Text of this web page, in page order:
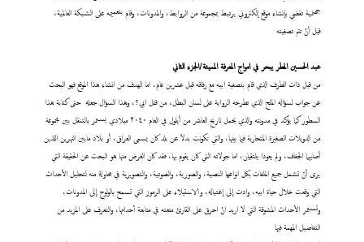
جهنمية تقضي بإنشاء موقع إلكتروني يرتبط بمجموعة من الروابط، والمدونات، وقام بتعميمه على الشبكة العالمية،
قبل أنْ تتم تصفيته
عبدالحسين المطر يبحر في امواج المعرفة المميتة/الجزء الثاني
من قبل ذات الطرف الذي قام بتصفية ابيه مع رفاقه قبل عشرين عام، اما الهدف من انشاء هذا الموقع فهو البحث
عن جواب لسؤاله الملح الذي تطرحه الرواية على لسان البطل، من قتل ابي؟، وهذا السؤال جعله حتى كتابة هذا
السطور كما يؤكد في مدونته والذي يحمل تاريخ العاشر من أيلول في العام ٢٠٤٠ ميلادي يستمر بالتنقل بين مجموعة
من الدويلات الصغيرة المتحاربة فيما بينها، والتي تكونت بدلاَ عن بلد كان يسمى العراق، أو بلاد مابين النهرين اللذين
أصابهما الجفاف، ولم يعودا يلتقيان، اما جولاته التي كان يقوم بها، فقد كان الغرض منها هو البحث عن الحقيقة التي
يرى أنّ تشمل جميع الملفات بكل انواعها النصية، والصورية، والصوتية، والتصويرية في محاولة منه لتحليل الأحداث
التي وقعت خلال حياة ابيه، وادت إلى إغتياله، والاستيلاء على الرموز التي تسمح بالولوج إلى المدونات،
وتستمر الأحداث المشوقة التي لا اريد انْ احرق على القارئ متعته في متابعة أحداثها، والتعرف على المزيد من
التفاصيل المهمة فيها